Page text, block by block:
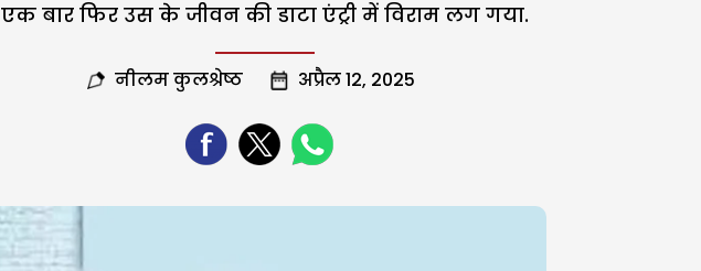
एक बार फिर उस के जीवन की डाटा एंट्री में विराम लग गया.
नीलम कुलश्रेष्ठ अप्रैल 12, 2025